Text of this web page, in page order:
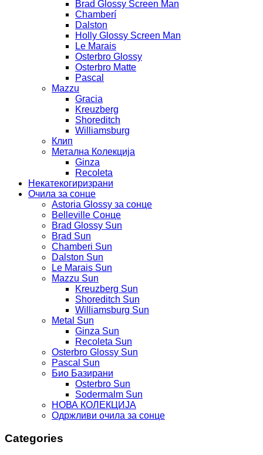
Brad Glossy Screen Man
Chamberí
Dalston
Holly Glossy Screen Man
Le Marais
Osterbro Glossy
Osterbro Matte
Pascal
Mazzu
Gracia
Kreuzberg
Shoreditch
Williamsburg
Клип
Метална Колекција
Ginza
Recoleta
Некатекогиризрани
Очила за сонце
Astoria Glossy за сонце
Belleville Сонце
Brad Glossy Sun
Brad Sun
Chamberi Sun
Dalston Sun
Le Marais Sun
Mazzu Sun
Kreuzberg Sun
Shoreditch Sun
Williamsburg Sun
Metal Sun
Ginza Sun
Recoleta Sun
Osterbro Glossy Sun
Pascal Sun
Био Базирани
Osterbro Sun
Sodermalm Sun
НОВА КОЛЕКЦИЈА
Одржливи очила за сонце
Categories